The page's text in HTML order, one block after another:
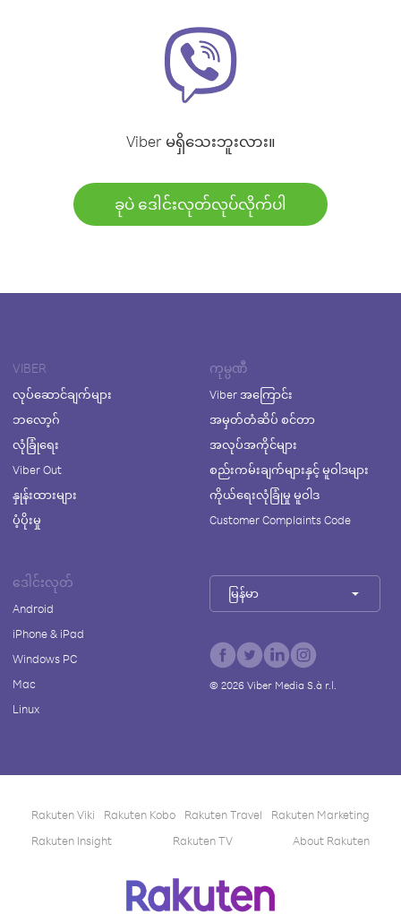
Viber မရှိသေးဘူးလား။
ခုပဲ ဒေါင်းလုတ်လုပ်လိုက်ပါ
VIBER
လုပ်ဆောင်ချက်များ
ဘလော့ဂ်
လုံခြုံရေး
Viber Out
နှုန်းထားများ
ပံ့ပိုးမှု
ကုမ္ပဏီ
Viber အကြောင်း
အမှတ်တံဆိပ် စင်တာ
အလုပ်အကိုင်များ
စည်းကမ်းချက်များနှင့် မူဝါဒများ
ကိုယ်ရေးလုံခြုံမှု မူဝါဒ
Customer Complaints Code
ဒေါင်းလုတ်
Android
iPhone & iPad
Windows PC
Mac
Linux
မြန်မာ
© 2026Viber Media S.à r.l.
Rakuten Viki Rakuten Kobo Rakuten Travel
Rakuten Marketing
Rakuten Insight
Rakuten TV About Rakuten